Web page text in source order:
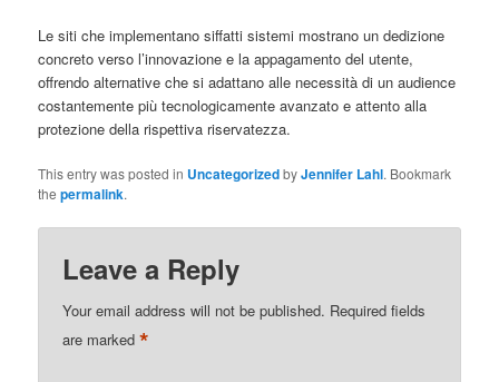
Le siti che implementano siffatti sistemi mostrano un dedizione
concreto verso l’innovazione e la appagamento del utente,
offrendo alternative che si adattano alle necessità di un audience
costantemente più tecnologicamente avanzato e attento alla
protezione della rispettiva riservatezza.
This entry was posted in UncategorizedbyJennifer Lahl. Bookmark
thepermalink.
Leave a Reply
Your email address will not be published. Required fields
are marked*